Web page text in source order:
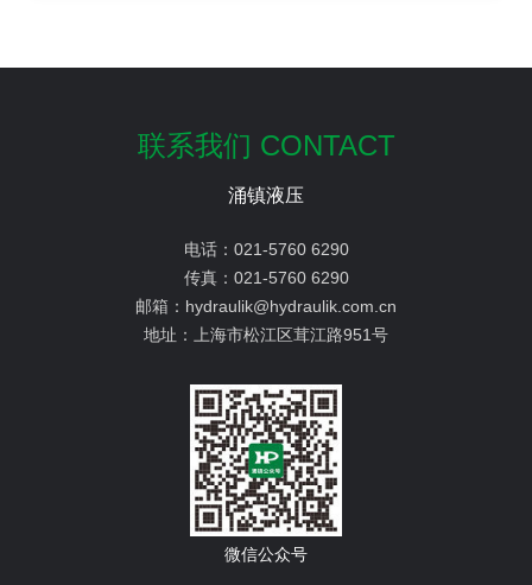
联系我们 CONTACT
涌镇液压
电话： 021-5760 6290
传真： 021-5760 6290
邮箱： hydraulik@hydraulik.com.cn
地址：
上海市松江区茸江路951号
微信公众号